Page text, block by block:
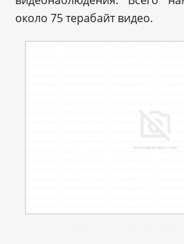
около 75 терабайт видео.